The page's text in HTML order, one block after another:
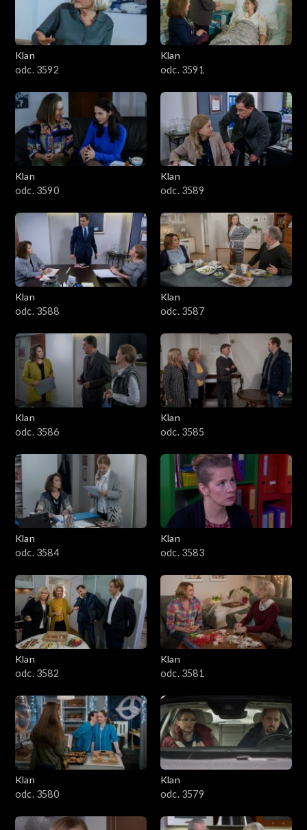
3101–3200
3001–3100
2901–3000
2801–2900
2701–2800
2501–2600
2401–2500
2301–2400
2201–2300
2101–2200
2001–2100
1901–2000
1801–1900
1701–1800
1601–1700
1501–1600
1401–1500
1301–1400
1201–1300
1101–1200
1001–1100
901–1000
801–900
Klan
odc. 3592
Klan
odc. 3591
Klan
odc. 3590
Klan
odc. 3589
Klan
odc. 3588
Klan
odc. 3587
Klan
odc. 3586
Klan
odc. 3585
Klan
odc. 3584
Klan
odc. 3583
Klan
odc. 3582
Klan
odc. 3581
Klan
odc. 3580
Klan
odc. 3579